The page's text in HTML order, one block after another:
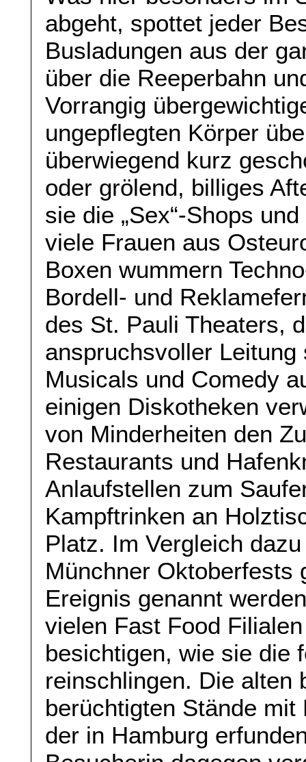
abgeht, spottet jeder
Busladungen aus der
über die Reeperbahn
Vorrangig
ungepflegten Körper
überwiegend kurz
oder grölend, billiges
sie die „Sex“-Shops
viele Frauen aus
Boxen wummern
Bordell- und
des St. Pauli Theaters,
anspruchsvoller
Musicals und Comedy
einigen Diskotheken
von Minderheiten den
Restaurants und
Anlaufstellen zum
Kampftrinken an
Platz. Im Vergleich
Münchner Oktoberfests
Ereignis genannt
vielen Fast Food
besichtigen, wie sie die
reinschlingen. Die alten
berüchtigten Stände
der in Hamburg